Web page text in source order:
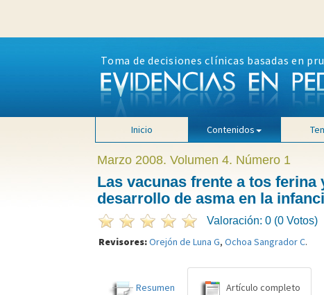
Toma de decisiones clínicas basadas en
Inicio Contenidos
Marzo 2008. Volumen 4. Número 1
Las vacunas frente a tos
desarrollo de asma en la
Valoración: 0 (0 Votos)
Revisores:Orejón de Luna G, Ochoa Sangrador C.
Resumen Artículo completo